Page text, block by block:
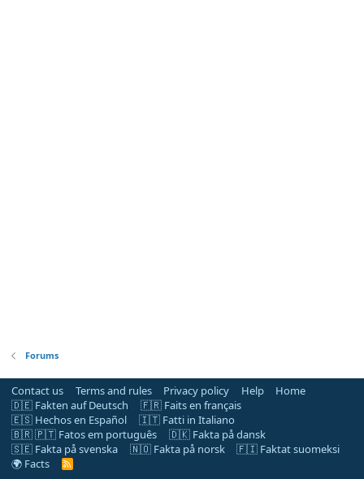
Forums
Contact us Terms and rules Privacy policy Help
Home
🇩🇪 Fakten auf Deutsch
🇫🇷 Faits en français
🇪🇸 Hechos en Español
🇮🇹 Fatti in Italiano
🇧🇷 🇵🇹 Fatos em português
🇩🇰 Fakta på dansk
🇸🇪 Fakta på svenska
🇳🇴 Fakta på norsk
🇫🇮 Faktat suomeksi
🌍 Facts
R